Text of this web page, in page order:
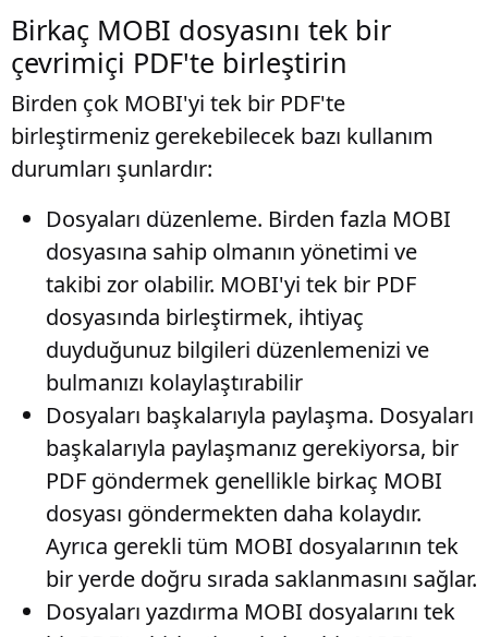
Birkaç MOBI dosyasını tek bir
çevrimiçi PDF'te birleştirin
Birden çok MOBI'yi tek bir PDF'te
birleştirmeniz gerekebilecek bazı kullanım
durumları şunlardır:
Dosyaları düzenleme. Birden fazla MOBI
dosyasına sahip olmanın yönetimi ve
takibi zor olabilir. MOBI'yi tek bir PDF
dosyasında birleştirmek, ihtiyaç
duyduğunuz bilgileri düzenlemenizi ve
bulmanızı kolaylaştırabilir
Dosyaları başkalarıyla paylaşma. Dosyaları
başkalarıyla paylaşmanız gerekiyorsa, bir
PDF göndermek genellikle birkaç MOBI
dosyası göndermekten daha kolaydır.
Ayrıca gerekli tüm MOBI dosyalarının tek
bir yerde doğru sırada saklanmasını sağlar.
Dosyaları yazdırma MOBI dosyalarını tek